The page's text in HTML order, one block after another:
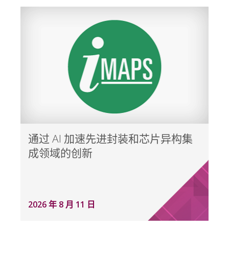
通过 AI 加速先进封装和芯片异构集
成领域的创新
2026 年 8 月 11 日